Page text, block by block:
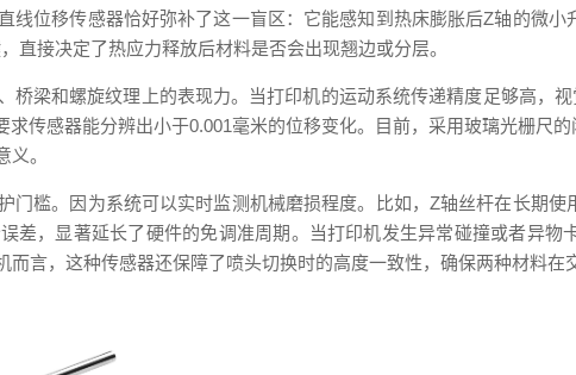
线位移传感器恰好弥补了这一盲区：它能感知到热床膨胀后Z轴的微
直接决定了热应力释放后材料是否会出现翘边或分层。
梁和螺旋纹理上的表现力。当打印机的运动系统传递精度足够高，
传感器能分辨出小于0.001毫米的位移变化。目前，采用玻璃光栅尺
。
门槛。因为系统可以实时监测机械磨损程度。比如，Z轴丝杆在长期
差，显著延长了硬件的免调准周期。当打印机发生异常碰撞或者异
言，这种传感器还保障了喷头切换时的高度一致性，确保两种材料在